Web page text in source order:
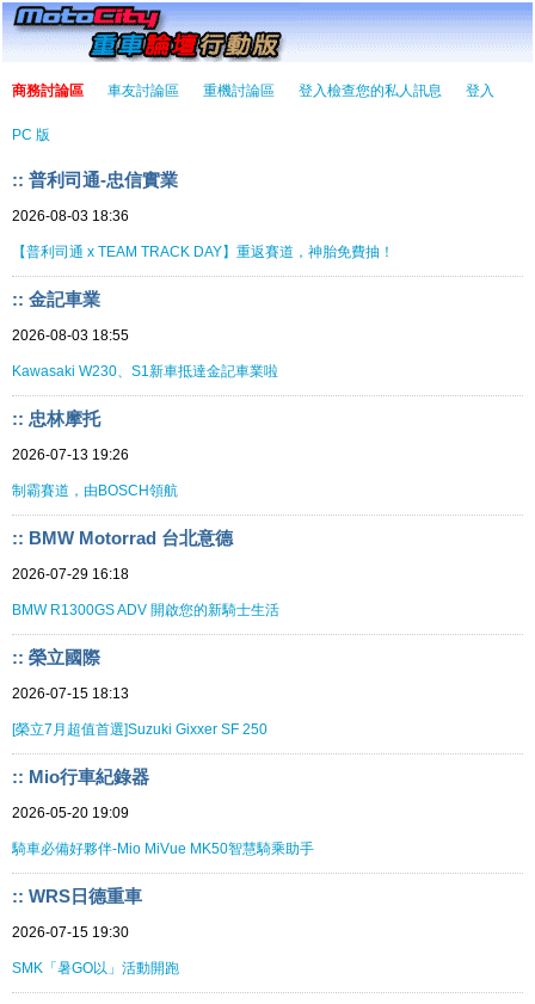
商務討論區 車友討論區 重機討論區 登入檢查您的私人訊息 登入
PC 版
:: 普利司通-忠信實業
2026-08-03 18:36
【普利司通 x TEAM TRACK DAY】重返賽道，神胎免費抽！
:: 金記車業
2026-08-03 18:55
Kawasaki W230、S1新車抵達金記車業啦
:: 忠林摩托
2026-07-13 19:26
制霸賽道，由BOSCH領航
:: BMW Motorrad 台北意德
2026-07-29 16:18
BMW R1300GS ADV 開啟您的新騎士生活
:: 榮立國際
2026-07-15 18:13
[榮立7月超值首選]Suzuki Gixxer SF 250
:: Mio行車紀錄器
2026-05-20 19:09
騎車必備好夥伴-Mio MiVue MK50智慧騎乘助手
:: WRS日德重車
2026-07-15 19:30
SMK「暑GO以」活動開跑